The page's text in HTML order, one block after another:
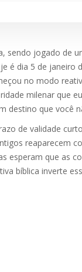
sendo jogado de
é dia 5 de janeiro
no modo
milenar que
destino que você
de validade
reaparecem
esperam que as
bíblica inverte